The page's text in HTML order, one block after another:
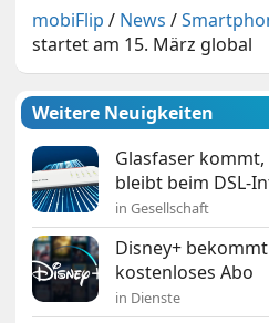
mobiFlip / News /
startet am 15. März global
Weitere Neuigkeiten
Glasfaser
bleibt beim DSL-
in Gesellschaft
Disney+
kostenloses Abo
in Dienste